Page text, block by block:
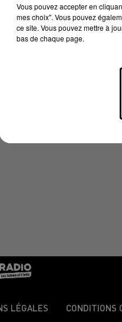
11/2024 À 06H39
LÉGALES CONDITIONS
Vous pouvez accepter en
mes choix". Vous pouvez
ce site. Vous pouvez mettre à
bas de chaque page.